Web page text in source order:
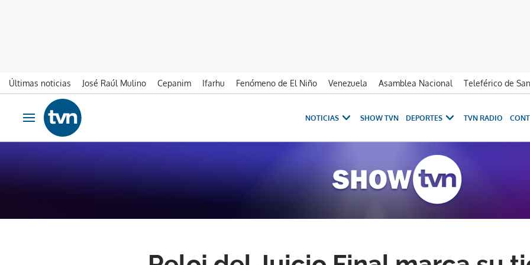
Últimas noticias José Raúl Mulino Cepanim Ifarhu Fenómeno de El Niño Venezuela Asamblea Nacional Teleférico de
Ir al contenido
Obrir navegació
NOTICIAS SHOW TVN DEPORTES TVN RADIO